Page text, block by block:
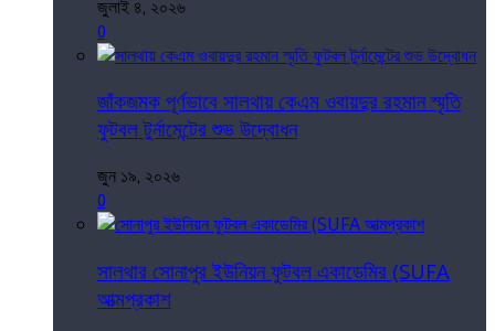
জুলাই ৪, ২০২৬
0
জাঁকজমক পূর্ণভাবে সালথায় কেএম ওবায়দুর রহমান স্মৃতি
ফুটবল টুর্নামেন্টের শুভ উদ্বোধন
জুন ১৯, ২০২৬
0
সালথার সোনাপুর ইউনিয়ন ফুটবল একাডেমির (SUFA
আত্মপ্রকাশ